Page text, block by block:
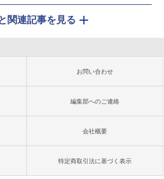
関連記事を見る
お問い合わせ
編集部へのご連絡
会社概要
特定商取引法に基づく表示